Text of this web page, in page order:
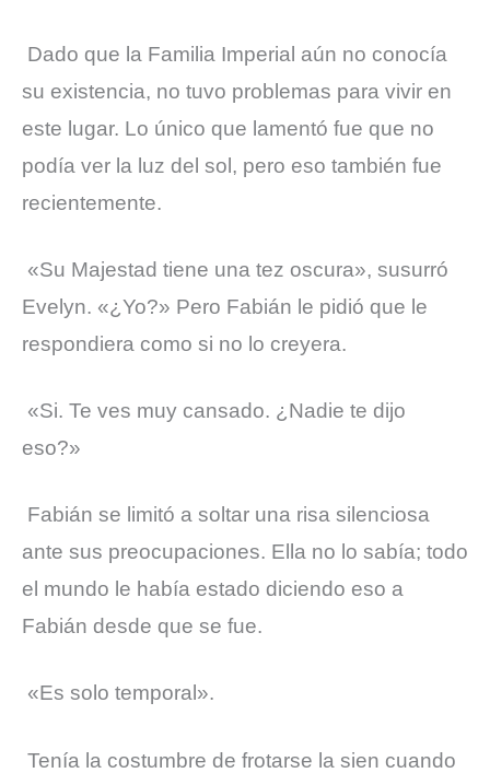
Dado que la Familia Imperial aún no conocía
su existencia, no tuvo problemas para vivir en
este lugar. Lo único que lamentó fue que no
podía ver la luz del sol, pero eso también fue
recientemente.
«Su Majestad tiene una tez oscura», susurró
Evelyn. «¿Yo?» Pero Fabián le pidió que le
respondiera como si no lo creyera.
«Si. Te ves muy cansado. ¿Nadie te dijo
eso?»
Fabián se limitó a soltar una risa silenciosa
ante sus preocupaciones. Ella no lo sabía; todo
el mundo le había estado diciendo eso a
Fabián desde que se fue.
«Es solo temporal».
Tenía la costumbre de frotarse la sien cuando